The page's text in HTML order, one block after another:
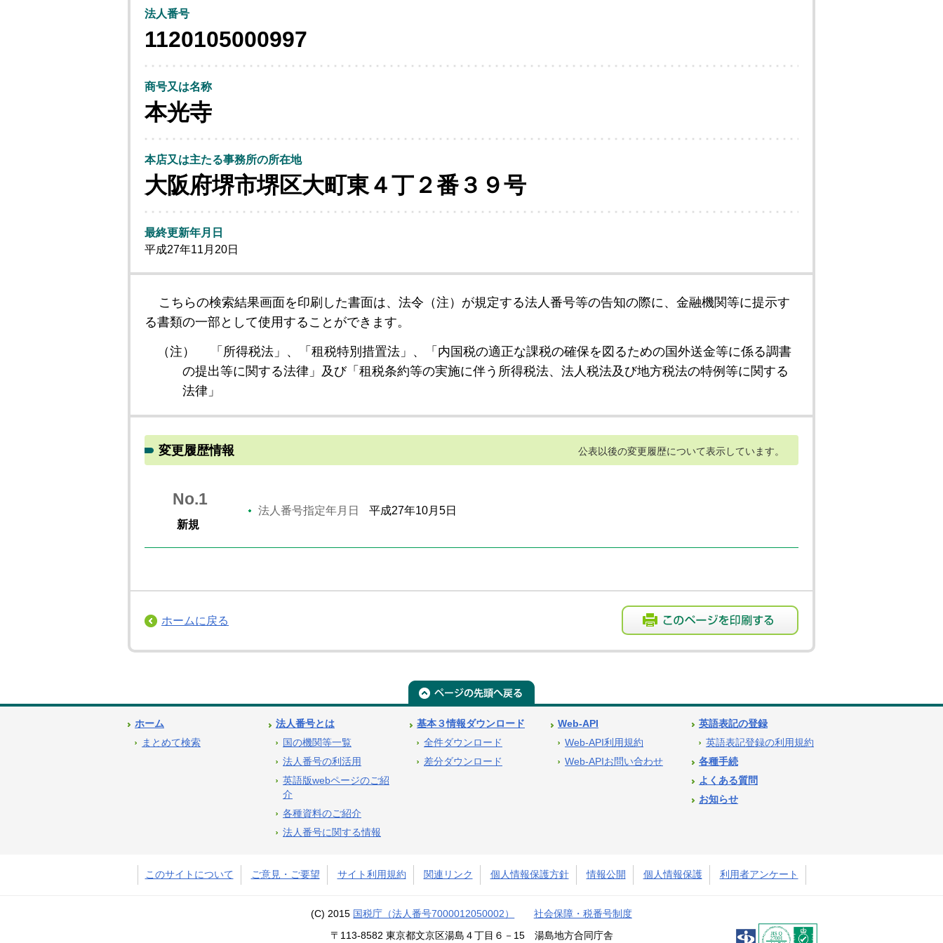
法人番号
1120105000997
商号又は名称
本光寺
本店又は主たる事務所の所在地
大阪府堺市堺区大町東４丁２番３９号
最終更新年月日
平成27年11月20日
こちらの検索結果画面を印刷した書面は、法令（注）が規定する法人番号等の告知の際に、金融機関等に提示す
る書類の一部として使用することができます。
（注）
「所得税法」、「租税特別措置法」、「内国税の適正な課税の確保を図るための国外送金等に係る調書
の提出等に関する法律」及び「租税条約等の実施に伴う所得税法、法人税法及び地方税法の特例等に関する
法律」
変更履歴情報 公表以後の変更履歴について表示しています。
No.1
新規
法人番号指定年月日 平成27年10月5日
ホームに戻る
ホーム
まとめて検索
法人番号とは
国の機関等一覧
法人番号の利活用
英語版webページのご紹
介
各種資料のご紹介
法人番号に関する情報
基本３情報ダウンロード
全件ダウンロード
差分ダウンロード
Web-API
Web-API利用規約
Web-APIお問い合わせ
英語表記の登録
英語表記登録の利用規約
各種手続
よくある質問
お知らせ
このサイトについて ご意見・ご要望 サイト利用規約 関連リンク 個人情報保護方針 情報公開 個人情報保護 利用者アンケート
(C) 2015 国税庁（法人番号7000012050002） 社会保障・税番号制度
〒113-8582 東京都文京区湯島４丁目６－15 湯島地方合同庁舎